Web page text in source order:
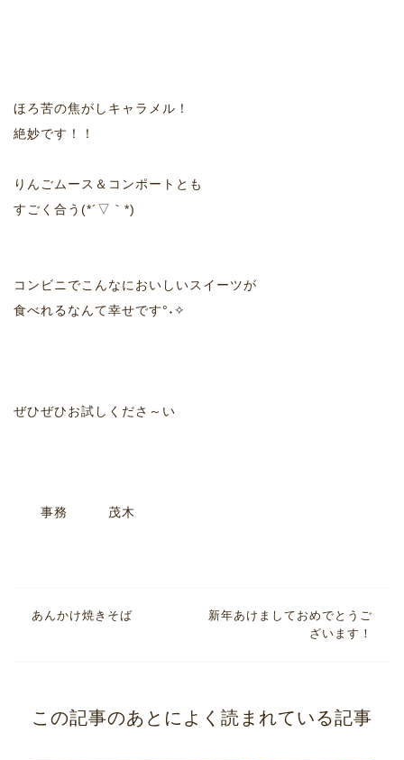
ほろ苦の焦がしキャラメル！
絶妙です！！
りんごムース＆コンポートとも
すごく合う(*´▽｀*)
コンビニでこんなにおいしいスイーツが
食べれるなんて幸せです°˖✧
ぜひぜひお試しくださ～い
事務 茂木
あんかけ焼きそば
新年あけましておめでとうご
ざいます！
この記事のあとによく読まれている記事